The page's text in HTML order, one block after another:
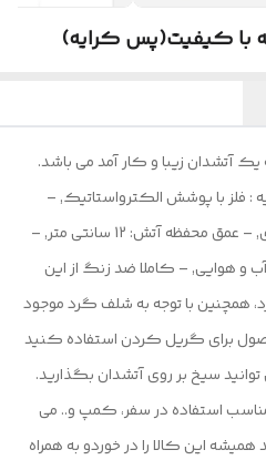
با کیفیت(پس کرایه)
آتشدان زیبا و کار آمد می باشد.
پایه : فلز با پوشش الکترواستاتیک, –
دوام بالا و استفاده از رنگ کوره ای, – عمق محفظه آتش: 12 سانتی متر, –
آب و هوایی, – کاملا ضد زنگ از این
همچنین با توجه به شلف گرد موجود
برای گریل کردن استفاده کنید
سیخ بر روی آتشدان بگذارید.
استفاده در سفر، کمپ و.. می
این کالا را در خوردو به همراه